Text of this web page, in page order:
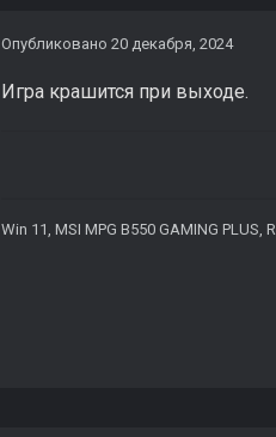
Опубликовано 20 декабря, 2024
Игра крашится при выходе.
Win 11, MSI MPG B550 GAMING